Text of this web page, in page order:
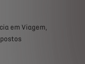
em Viagem,